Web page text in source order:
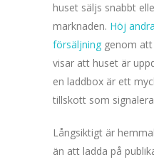
huset säljs snabbt
marknaden. Höj
försäljning genom
visar att huset är
en laddbox är ett
tillskott som
Långsiktigt är
än att ladda på